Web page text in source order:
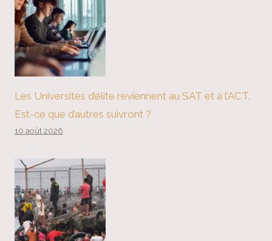
Les Universités d’élite reviennent au SAT et à l’ACT.
Est-ce que d’autres suivront ?
10 août 2026